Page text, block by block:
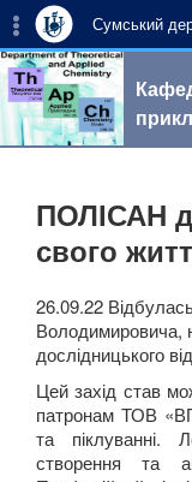
Сумський
ПОЛІСАН
свого
26.09.22
Володимировича,
дослідницького
Цей захід став
патронам ТОВ
та піклуванні.
створення та